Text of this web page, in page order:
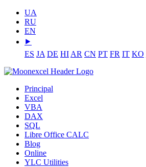
UA
RU
EN
⯈
ES JA DE HI AR CN PT FR IT KO
Principal
Excel
VBA
DAX
SQL
Libre Office CALC
Blog
Online
YLC Utilities